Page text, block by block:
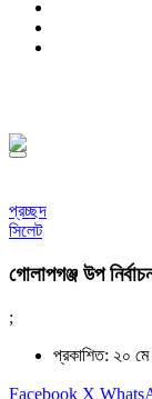
প্রচ্ছদ
সিলেট
গোলাপগঞ্জ উপ
;
প্রকাশিত: ২০
Facebook X